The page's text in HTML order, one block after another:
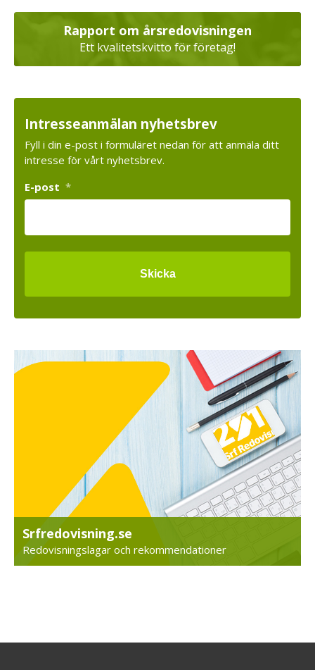
Rapport om årsredovisningen
Ett kvalitetskvitto för företag!
Intresseanmälan nyhetsbrev
Fyll i din e-post i formuläret nedan för att anmäla ditt
intresse för vårt nyhetsbrev.
E-post *
Srfredovisning.se
Redovisningslagar och rekommendationer